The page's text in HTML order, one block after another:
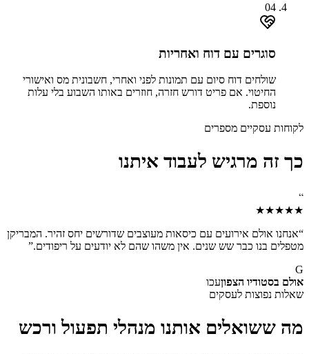
04
סוגרים עם דוח ואחריות
שולחים דוח סיום עם תמונות לפני ואחרי, חשבונית מס ואישורי
החיטוי. אם פריט דורש חזרה, חוזרים באותו השבוע בלי עלות
נוספת.
לקוחות עסקיים מספרים
כך זה מרגיש לעבוד איתנו
“
★★★★★
“אנחנו אולם אירועים עם כיסאות מעוצבים שדורשים יחס זהיר. המבריקן
מטפלים בנו כבר שש שנים. אין משהו שהם לא יודעים על ריפודים.”
G
אולם בסטודיו הצפוןעכו
שאלות נפוצות לעסקים
מה ששואלים אותנו מנהלי תפעול ורכש